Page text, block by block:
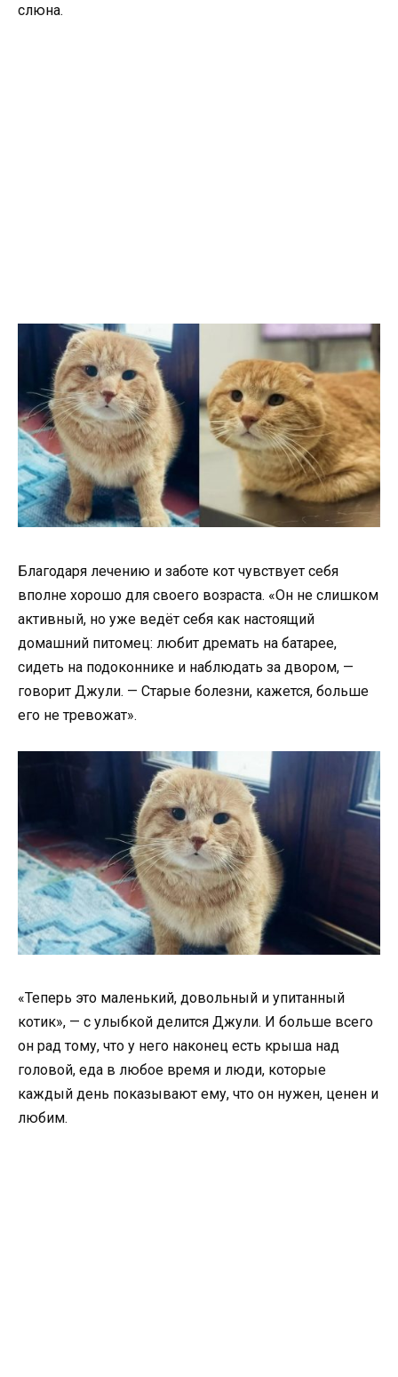
слюна.
Благодаря лечению и заботе кот чувствует себя
вполне хорошо для своего возраста. «Он не слишком
активный, но уже ведёт себя как настоящий
домашний питомец: любит дремать на батарее,
сидеть на подоконнике и наблюдать за двором, —
говорит Джули. — Старые болезни, кажется, больше
его не тревожат».
«Теперь это маленький, довольный и упитанный
котик», — с улыбкой делится Джули. И больше всего
он рад тому, что у него наконец есть крыша над
головой, еда в любое время и люди, которые
каждый день показывают ему, что он нужен, ценен и
любим.